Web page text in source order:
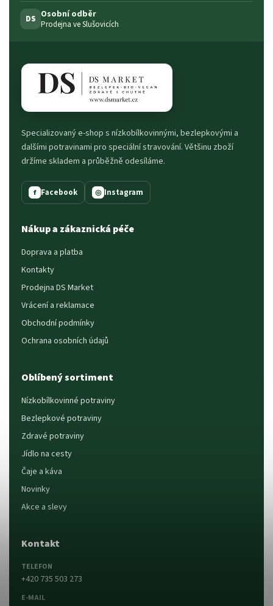
DS Osobní odběr
Prodejna ve Slušovicích
Specializovaný e-shop s nízkobílkovinnými, bezlepkovými a
dalšími potravinami pro speciální stravování. Většinu zboží
držíme skladem a průběžně odesíláme.
f Facebook ◎ Instagram
Nákup a zákaznická péče
Doprava a platba
Kontakty
Prodejna DS Market
Vrácení a reklamace
Obchodní podmínky
Ochrana osobních údajů
Oblíbený sortiment
Nízkobílkovinné potraviny
Bezlepkové potraviny
Zdravé potraviny
Jídlo na cesty
Čaje a káva
Novinky
Akce a slevy
Kontakt
TELEFON
+420 735 503 273
E-MAIL